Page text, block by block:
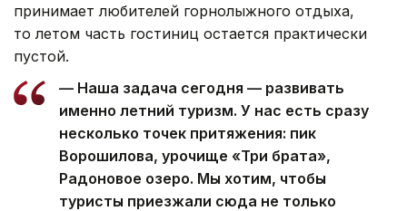
принимает любителей горнолыжного отдыха,
то летом часть гостиниц остается практически
пустой.
— Наша задача сегодня — развивать
именно летний туризм. У нас есть сразу
несколько точек притяжения: пик
Ворошилова, урочище «Три брата»,
Радоновое озеро. Мы хотим, чтобы
туристы приезжали сюда не только